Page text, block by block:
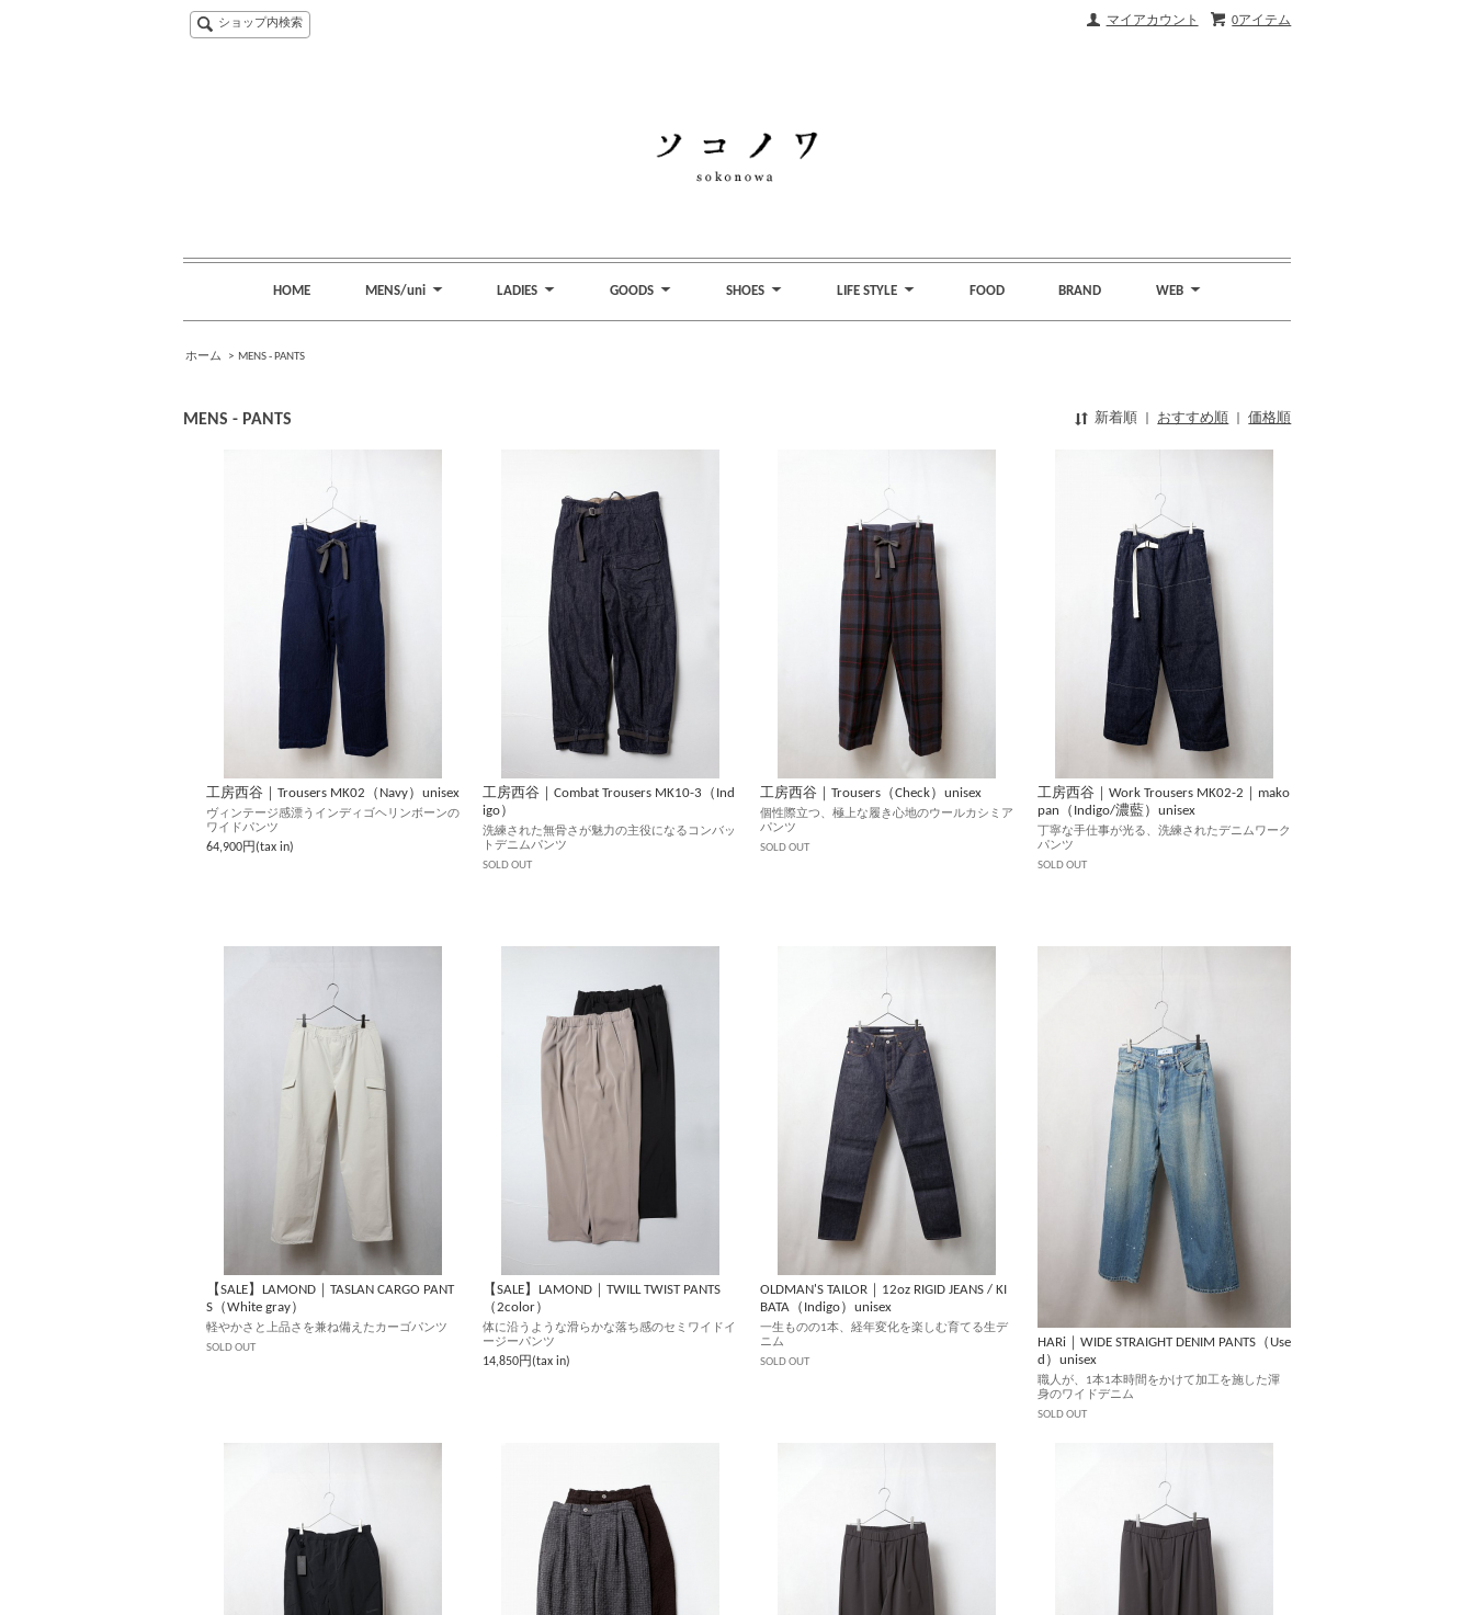
0アイテム
マイアカウント
ショップ内検索
HOME MENS/uni LADIES GOODS SHOES LIFE STYLE FOOD BRAND WEB
ホーム > MENS - PANTS
MENS - PANTS 新着順 おすすめ順 |価格順
工房西谷｜Trousers MK02（Navy）unisex
ヴィンテージ感漂うインディゴヘリンボーンの
ワイドパンツ
64,900円(tax in)
工房西谷｜Combat Trousers MK10-3（Ind
igo）
洗練された無骨さが魅力の主役になるコンバッ
トデニムパンツ
SOLD OUT
工房西谷｜Trousers（Check）unisex
個性際立つ、極上な履き心地のウールカシミア
パンツ
SOLD OUT
工房西谷｜Work Trousers MK02-2｜mako
pan（Indigo/濃藍）unisex
丁寧な手仕事が光る、洗練されたデニムワーク
パンツ
SOLD OUT
【SALE】LAMOND｜TASLAN CARGO PANT
S（White gray）
軽やかさと上品さを兼ね備えたカーゴパンツ
SOLD OUT
【SALE】LAMOND｜TWILL TWIST PANTS
（2color）
体に沿うような滑らかな落ち感のセミワイドイ
ージーパンツ
14,850円(tax in)
OLDMAN'S TAILOR｜12oz RIGID JEANS / KI
BATA（Indigo）unisex
一生ものの1本、経年変化を楽しむ育てる生デ
ニム
SOLD OUT
HARi｜WIDE STRAIGHT DENIM PANTS（Use
d）unisex
職人が、1本1本時間をかけて加工を施した渾
身のワイドデニム
SOLD OUT